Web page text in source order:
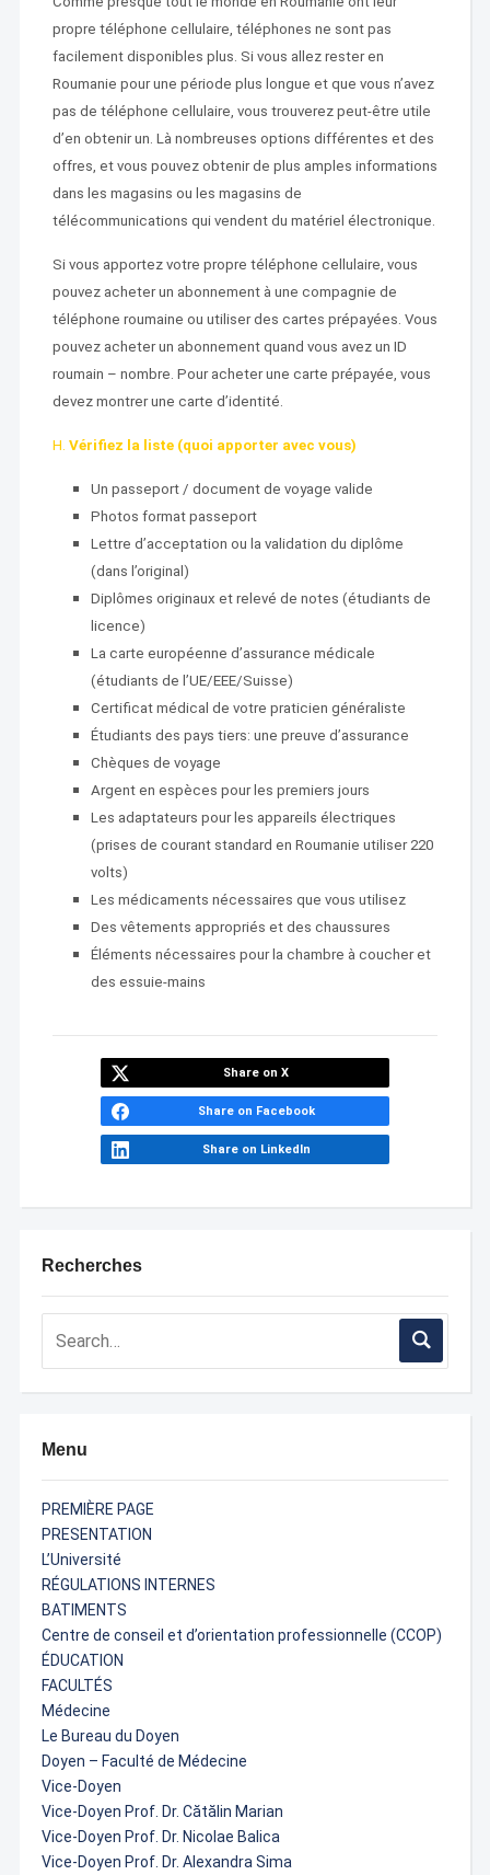
Recherches
Menu
PREMIÈRE PAGE
PRESENTATION
L’Université
RÉGULATIONS INTERNES
BATIMENTS
Centre de conseil et d’orientation professionnelle (CCOP)
ÉDUCATION
FACULTÉS
Médecine
Le Bureau du Doyen
Doyen – Faculté de Médecine
Vice-Doyen
Vice-Doyen Prof. Dr. Cătălin Marian
Vice-Doyen Prof. Dr. Nicolae Balica
Vice-Doyen Prof. Dr. Alexandra Sima
propre téléphone cellulaire, téléphones ne sont pas
facilement disponibles plus. Si vous allez rester en
Roumanie pour une période plus longue et que vous n’avez
pas de téléphone cellulaire, vous trouverez peut-être utile
d’en obtenir un. Là nombreuses options différentes et des
offres, et vous pouvez obtenir de plus amples informations
dans les magasins ou les magasins de
télécommunications qui vendent du matériel électronique.
Si vous apportez votre propre téléphone cellulaire, vous
pouvez acheter un abonnement à une compagnie de
téléphone roumaine ou utiliser des cartes prépayées. Vous
pouvez acheter un abonnement quand vous avez un ID
roumain – nombre. Pour acheter une carte prépayée, vous
devez montrer une carte d’identité.
H. Vérifiez la liste (quoi apporter avec vous)
Un passeport / document de voyage valide
Photos format passeport
Lettre d’acceptation ou la validation du diplôme
(dans l’original)
Diplômes originaux et relevé de notes (étudiants de
licence)
La carte européenne d’assurance médicale
(étudiants de l’UE/EEE/Suisse)
Certificat médical de votre praticien généraliste
Étudiants des pays tiers: une preuve d’assurance
Chèques de voyage
Argent en espèces pour les premiers jours
Les adaptateurs pour les appareils électriques
(prises de courant standard en Roumanie utiliser 220
volts)
Les médicaments nécessaires que vous utilisez
Des vêtements appropriés et des chaussures
Éléments nécessaires pour la chambre à coucher et
des essuie-mains
Share on X
Share on Facebook
Share on LinkedIn